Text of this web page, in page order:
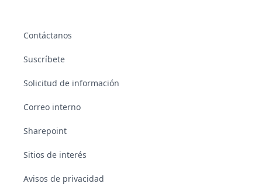
Contáctanos
Suscríbete
Solicitud de información
Correo interno
Sharepoint
Sitios de interés
Avisos de privacidad